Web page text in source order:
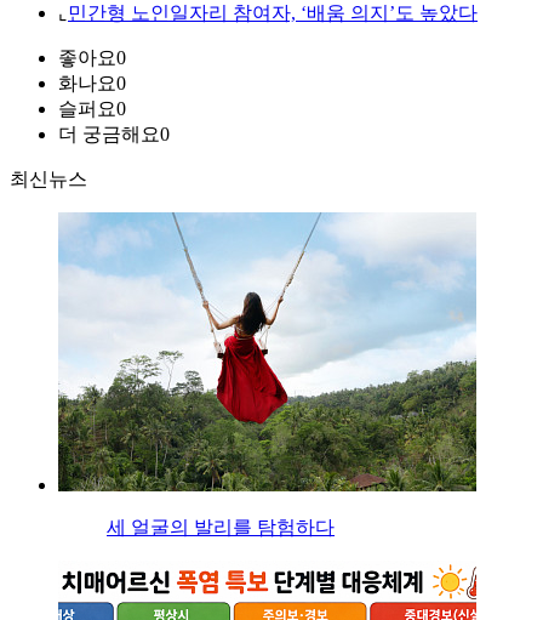
⌞ 민간형 노인일자리 참여자, ‘배움 의지’도 높았다
좋아요0
화나요0
슬퍼요0
더 궁금해요0
최신뉴스
세 얼굴의 발리를 탐험하다